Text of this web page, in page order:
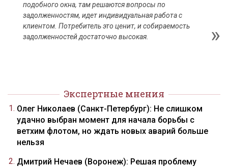
подобного окна, там решаются вопросы по
задолженностям, идет индивидуальная работа с
клиентом. Потребитель это ценит, и собираемость
задолженностей достаточно высокая.
Экспертные мнения
Олег Николаев (Санкт-Петербург): Не слишком
удачно выбран момент для начала борьбы с
ветхим флотом, но ждать новых аварий больше
нельзя
Дмитрий Нечаев (Воронеж): Решая проблему